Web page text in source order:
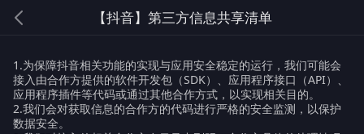
【抖音】第三方信息共享清单
1.为保障抖音相关功能的实现与应用安全稳定的运行，我们可能会
接入由合作方提供的软件开发包（SDK）、应用程序接口（API）、
应用程序插件等代码或通过其他合作方式，以实现相关目的。
2.我们会对获取信息的合作方的代码进行严格的安全监测，以保护
数据安全。